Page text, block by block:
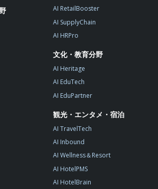
AI RetailBooster
AI SupplyChain
AI HRPro
文化・教育分野
AI Heritage
AI EduTech
AI EduPartner
観光・エンタメ・宿泊
AI TravelTech
AI Inbound
AI Wellness＆Resort
AI HotelPMS
AI HotelBrain